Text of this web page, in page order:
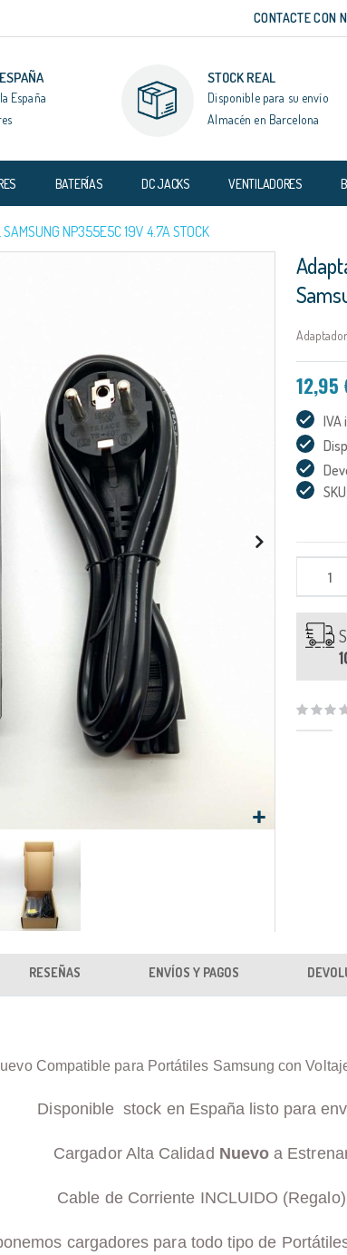
CONTACTE CON
España
STOCK REAL
Disponible para su envío
Almacén en Barcelona
BATERÍAS DC JACKS VENTILADORES
NP355E5C 19V 4.7A STOCK
12,95
IVA
Compatible para Portátiles Samsung con
Disponible stock en España listo para
Cargador Alta Calidad Nuevo a
Cable de Corriente INCLUIDO (Regalo)
cargadores para todo tipo de
RESEÑAS ENVÍOS Y PAGOS